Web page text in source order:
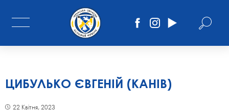
ЦИБУЛЬКО ЄВГЕНІЙ (КАНІВ)
22 Квітня, 2023